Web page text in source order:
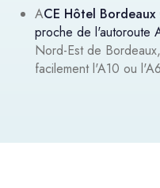
ACE Hôtel
proche de l'autoroute
Nord-Est de
facilement l'A10 ou